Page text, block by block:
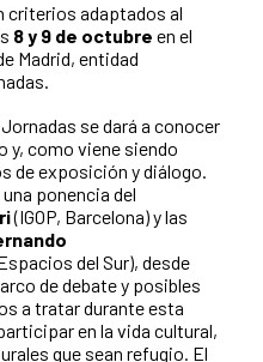
criterios adaptados al
8 y 9 de octubre en el
Madrid, entidad
se dará a conocer
y, como viene siendo
de exposición y diálogo.
ponencia del
(IGOP, Barcelona) y las
del Sur), desde
de debate y posibles
a tratar durante esta
en la vida cultural,
que sean refugio. El